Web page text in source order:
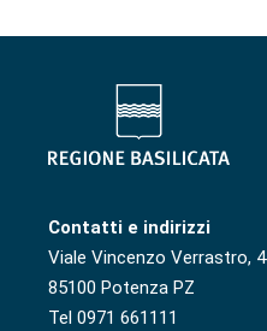
Contatti e indirizzi
Viale Vincenzo Verrastro, 4
85100 Potenza PZ
Tel 0971 661111